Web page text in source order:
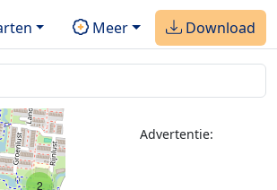
Meer Download
2
Advertentie: